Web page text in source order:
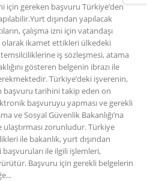
için gereken başvuru Türkiye’den
dışından yapılacak
çalışma izni için vatandaşı
olarak ikamet ettikleri ülkedeki
iş sözleşmesi, atama
gösteren belgenin ibrazı ile
Türkiye’deki işverenin,
başvuru tarihini takip eden on
başvuruyu yapması ve gerekli
ve Sosyal Güvenlik Bakanlığı’na
zorunludur. Türkiye
ile bakanlık, yurt dışından
başvuruları ile ilgili işlemleri,
Başvuru için gerekli belgelerin